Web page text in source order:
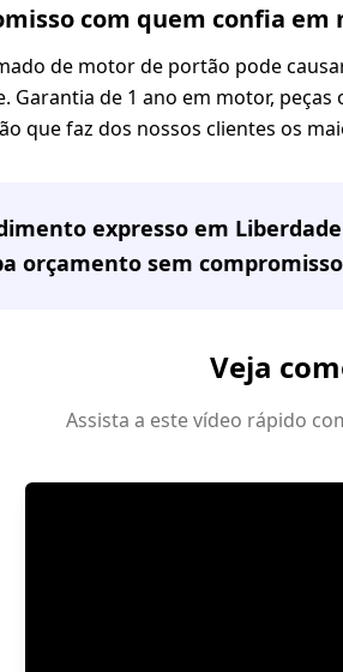
com quem confia em
de motor de portão pode
Garantia de 1 ano em motor,
que faz dos nossos clientes os
expresso em Liberdade
orçamento sem
Veja
Assista a este vídeo rápido